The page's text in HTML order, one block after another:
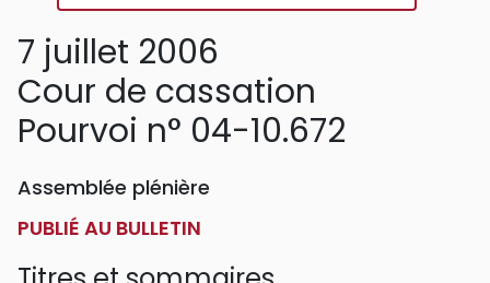
7 juillet 2006
Cour de cassation
Pourvoi n° 04-10.672
Assemblée plénière
PUBLIÉ AU BULLETIN